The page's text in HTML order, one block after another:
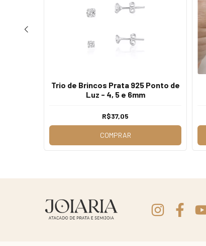
Trio de Brincos Prata 925 Ponto de
Luz - 4, 5 e 6mm
R$37,05
COMPRAR